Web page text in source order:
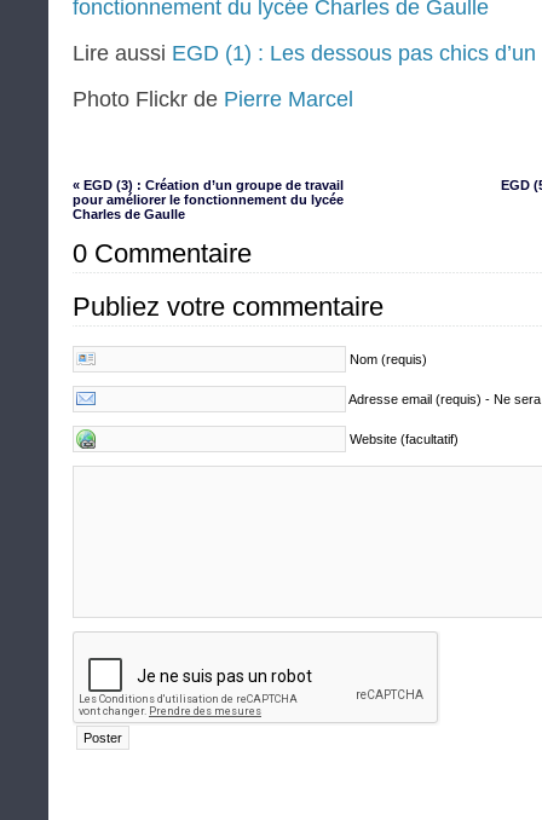
fonctionnement du lycée Charles de Gaulle
Lire aussi EGD (1) : Les dessous pas chics
Photo Flickr de Pierre Marcel
« EGD (3) : Création d’un groupe de travail
pour améliorer le fonctionnement du lycée
Charles de Gaulle
EGD
0 Commentaire
Publiez votre commentaire
Nom (requis)
Adresse email (requis) - Ne
Website (facultatif)